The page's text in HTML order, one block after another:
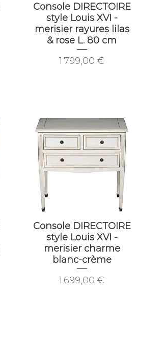
Console DIRECTOIRE
style Louis XVI -
merisier rayures lilas
& rose L. 80 cm
Prix
1 799,00 €
Console DIRECTOIRE
style Louis XVI -
merisier charme
blanc-crème
Prix
1 699,00 €